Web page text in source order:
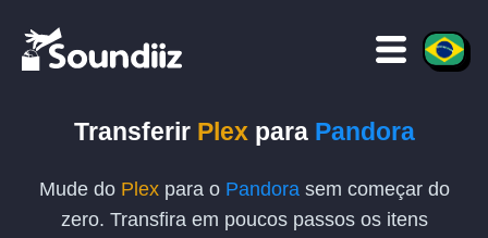
Transferir Plex para Pandora
Mude do Plexpara o Pandorasem começar do
zero. Transfira em poucos passos os itens